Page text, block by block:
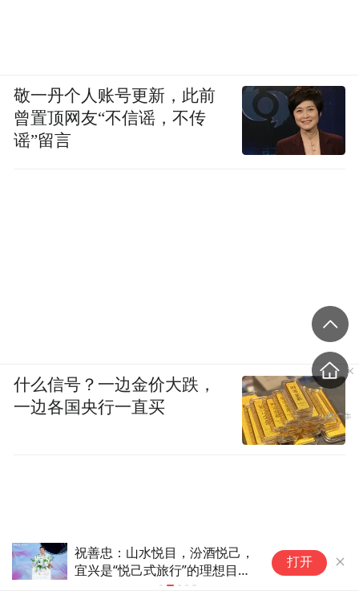
祝善忠：山水悦目，汾酒悦己，
宜兴是“悦己式旅行”的理想目的
打开
敬一丹个人账号更新，此前
曾置顶网友“不信谣，不传
谣”留言
什么信号？一边金价大跌，
一边各国央行一直买